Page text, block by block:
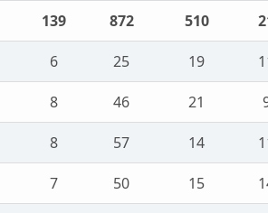
139 872 510
6 25 19
8 46 21
8 57 14
7 50 15